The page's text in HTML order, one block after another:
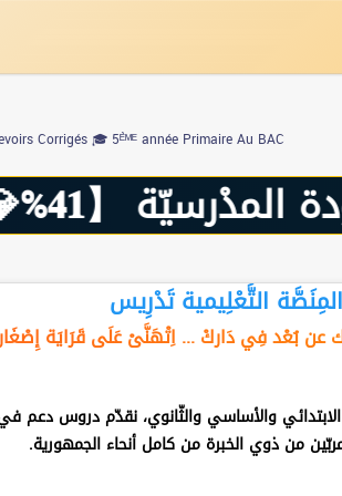
Corrigés🎓 5ᴱ̀ᴹᴱ année Primaire Au BAC
+ 🚀 تجْرِبة مجانيّة –
المِنَصَّة التَّعْلِيمية تَدْرِيس
عن بُعْدفِي دَاركْ ... اِتْهَنَّىْ عَلَى قَرَايَة
والأساسي والثّانوي، نقدّم دروس
من ذوي الخبرة من كامل أنحاء الجمهورية.